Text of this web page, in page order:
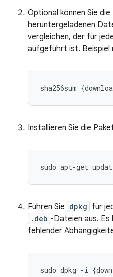
Optional können Sie
heruntergeladenen
vergleichen, der für
aufgeführt ist. Beispiel
sha256sum {
Installieren Sie die
Führen Sie dpkg für
.deb -Dateien aus. Es
fehlender
sudo dpkg -i {